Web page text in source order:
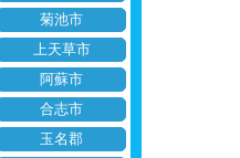
菊池市
上天草市
阿蘇市
合志市
玉名郡